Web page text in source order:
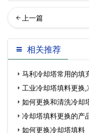
璃钢的优点以及缺点有
些…
相关推荐
马利冷却塔常用的填
工业冷却塔填料更换
如何更换和清洗冷却
冷却塔填料更换的产
如何更换冷却塔填料